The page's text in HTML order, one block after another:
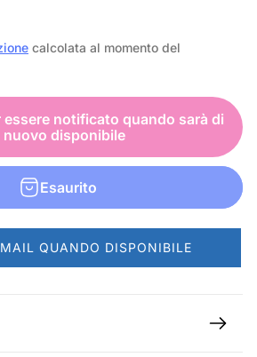
calcolata al momento del
essere notificato quando sarà di
nuovo disponibile
Esaurito
QUANDO DISPONIBILE